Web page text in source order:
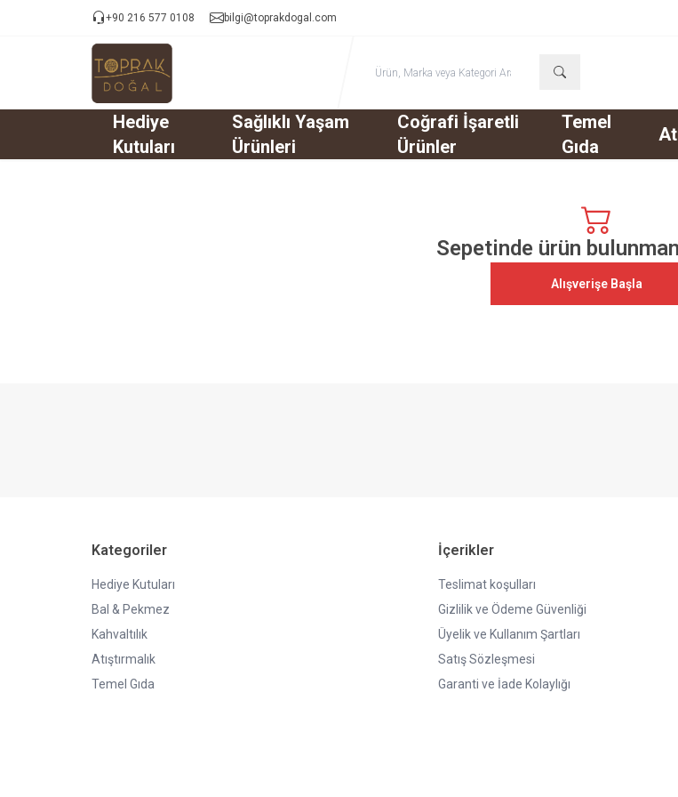
+90 216 577 0108 bilgi@toprakdogal.com
Hediye
Kutuları
Sağlıklı Yaşam
Ürünleri
Coğrafi İşaretli
Ürünler
Temel
Gıda
Sepetinde ürün
Alışverişe Başla
Kategoriler
Hediye Kutuları
Bal & Pekmez
Kahvaltılık
Atıştırmalık
Temel Gıda
İçerikler
Teslimat koşulları
Gizlilik ve Ödeme Güvenliği
Üyelik ve Kullanım Şartları
Satış Sözleşmesi
Garanti ve İade Kolaylığı